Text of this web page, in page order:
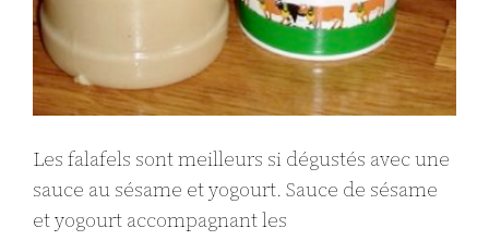
Les falafels sont meilleurs si dégustés avec une
sauce au sésame et yogourt. Sauce de sésame
et yogourt accompagnant les